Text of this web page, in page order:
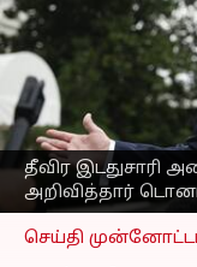
தீவிர இடதுசாரி
அறிவித்தார்
டிரம்ப்
எழுதியவர் Sekar
செய்தி